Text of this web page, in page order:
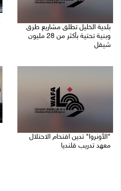
بلدية الخليل تطلق مشاريع طرق
وبنية تحتية بأكثر من 28 مليون
شيقل
"الأونروا" تدين اقتحام الاحتلال
معهد تدريب قلنديا